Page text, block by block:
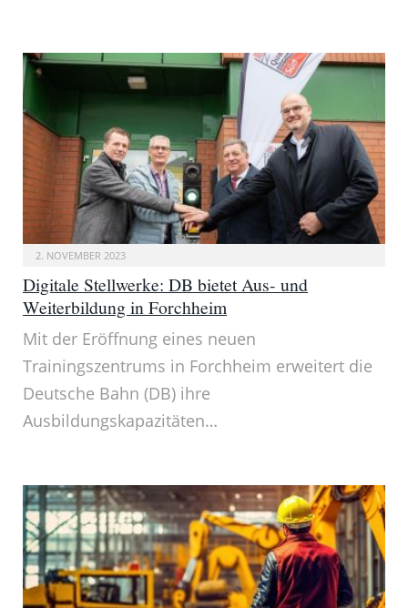
2. NOVEMBER 2023
Digitale Stellwerke: DB bietet Aus- und
Weiterbildung in Forchheim
Mit der Eröffnung eines neuen
Trainingszentrums in Forchheim erweitert die
Deutsche Bahn (DB) ihre
Ausbildungskapazitäten…